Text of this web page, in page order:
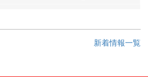
新着情報一覧